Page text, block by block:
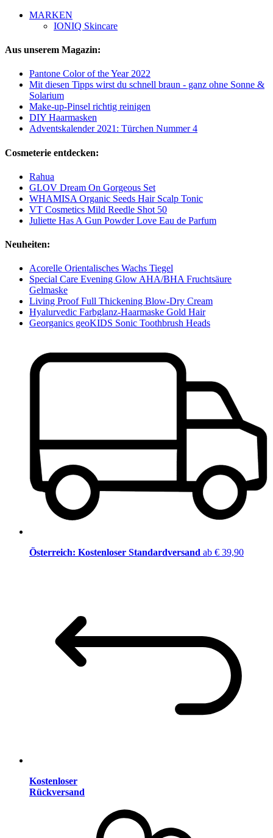
MARKEN
IONIQ Skincare
Aus unserem Magazin:
Pantone Color of the Year 2022
Mit diesen Tipps wirst du schnell braun - ganz ohne Sonne &
Solarium
Make-up-Pinsel richtig reinigen
DIY Haarmasken
Adventskalender 2021: Türchen Nummer 4
Cosmeterie entdecken:
Rahua
GLOV Dream On Gorgeous Set
WHAMISA Organic Seeds Hair Scalp Tonic
VT Cosmetics Mild Reedle Shot 50
Juliette Has A Gun Powder Love Eau de Parfum
Neuheiten:
Acorelle Orientalisches Wachs Tiegel
Special Care Evening Glow AHA/BHA Fruchtsäure
Gelmaske
Living Proof Full Thickening Blow-Dry Cream
Hyalurvedic Farbglanz-Haarmaske Gold Hair
Georganics geoKIDS Sonic Toothbrush Heads
Österreich: Kostenloser Standardversand ab € 39,90
Kostenloser
Rückversand